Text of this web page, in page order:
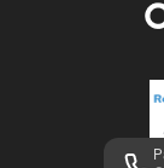
Adquirientes
Mensaje de
Términos y
Libro de
Legales de